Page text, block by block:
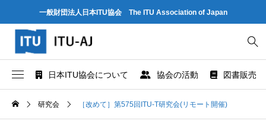
一般財団法人日本ITU協会 The ITU Association of Japan
日本ITU協会について 協会の活動 図書販売
協会概要
世界情報社会・電気通信日記念行事
ITU とは研究会 ［改めて］第575回ITU-T研究会(リモート開催)